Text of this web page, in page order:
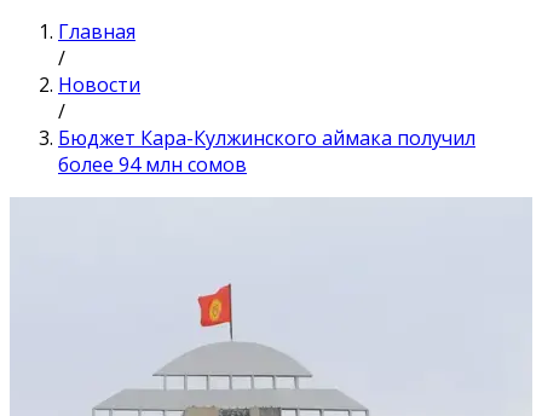
Главная
/
Новости
/
Бюджет Кара-Кулжинского аймака получил
более 94 млн сомов